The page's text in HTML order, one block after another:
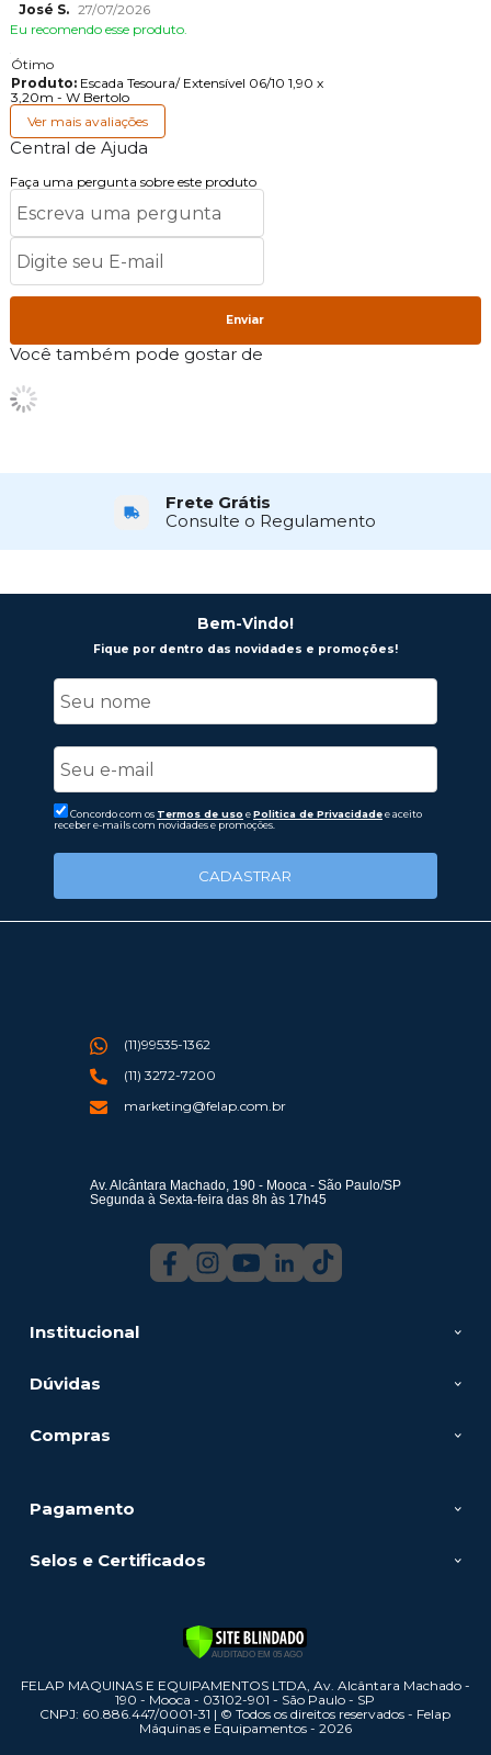
José S. 27/07/2026
Eu recomendo esse produto.
Ótimo
Produto:Escada Tesoura/ Extensível 06/10 1,90 x
3,20m - W Bertolo
Ver mais avaliações
Central de Ajuda
Faça uma pergunta sobre este produto
Enviar
Você também pode gostar de
Frete Grátis
Consulte o Regulamento
Bem-Vindo!
Fique por dentro das novidades e promoções!
Concordo com os Termos de uso ePolitica de Privacidadee aceito
receber e-mails com novidades e promoções.
CADASTRAR
Institucional
Dúvidas
Compras
(11)99535-1362
(11) 3272-7200
marketing@felap.com.br
Av. Alcântara Machado, 190 - Mooca - São Paulo/SP
Segunda à Sexta-feira das 8h às 17h45
Pagamento
Selos e Certificados
FELAP MAQUINAS E EQUIPAMENTOS LTDA, Av. Alcântara Machado -
190 - Mooca - 03102-901 - São Paulo - SP
CNPJ: 60.886.447/0001-31 | © Todos os direitos reservados - Felap
Máquinas e Equipamentos - 2026